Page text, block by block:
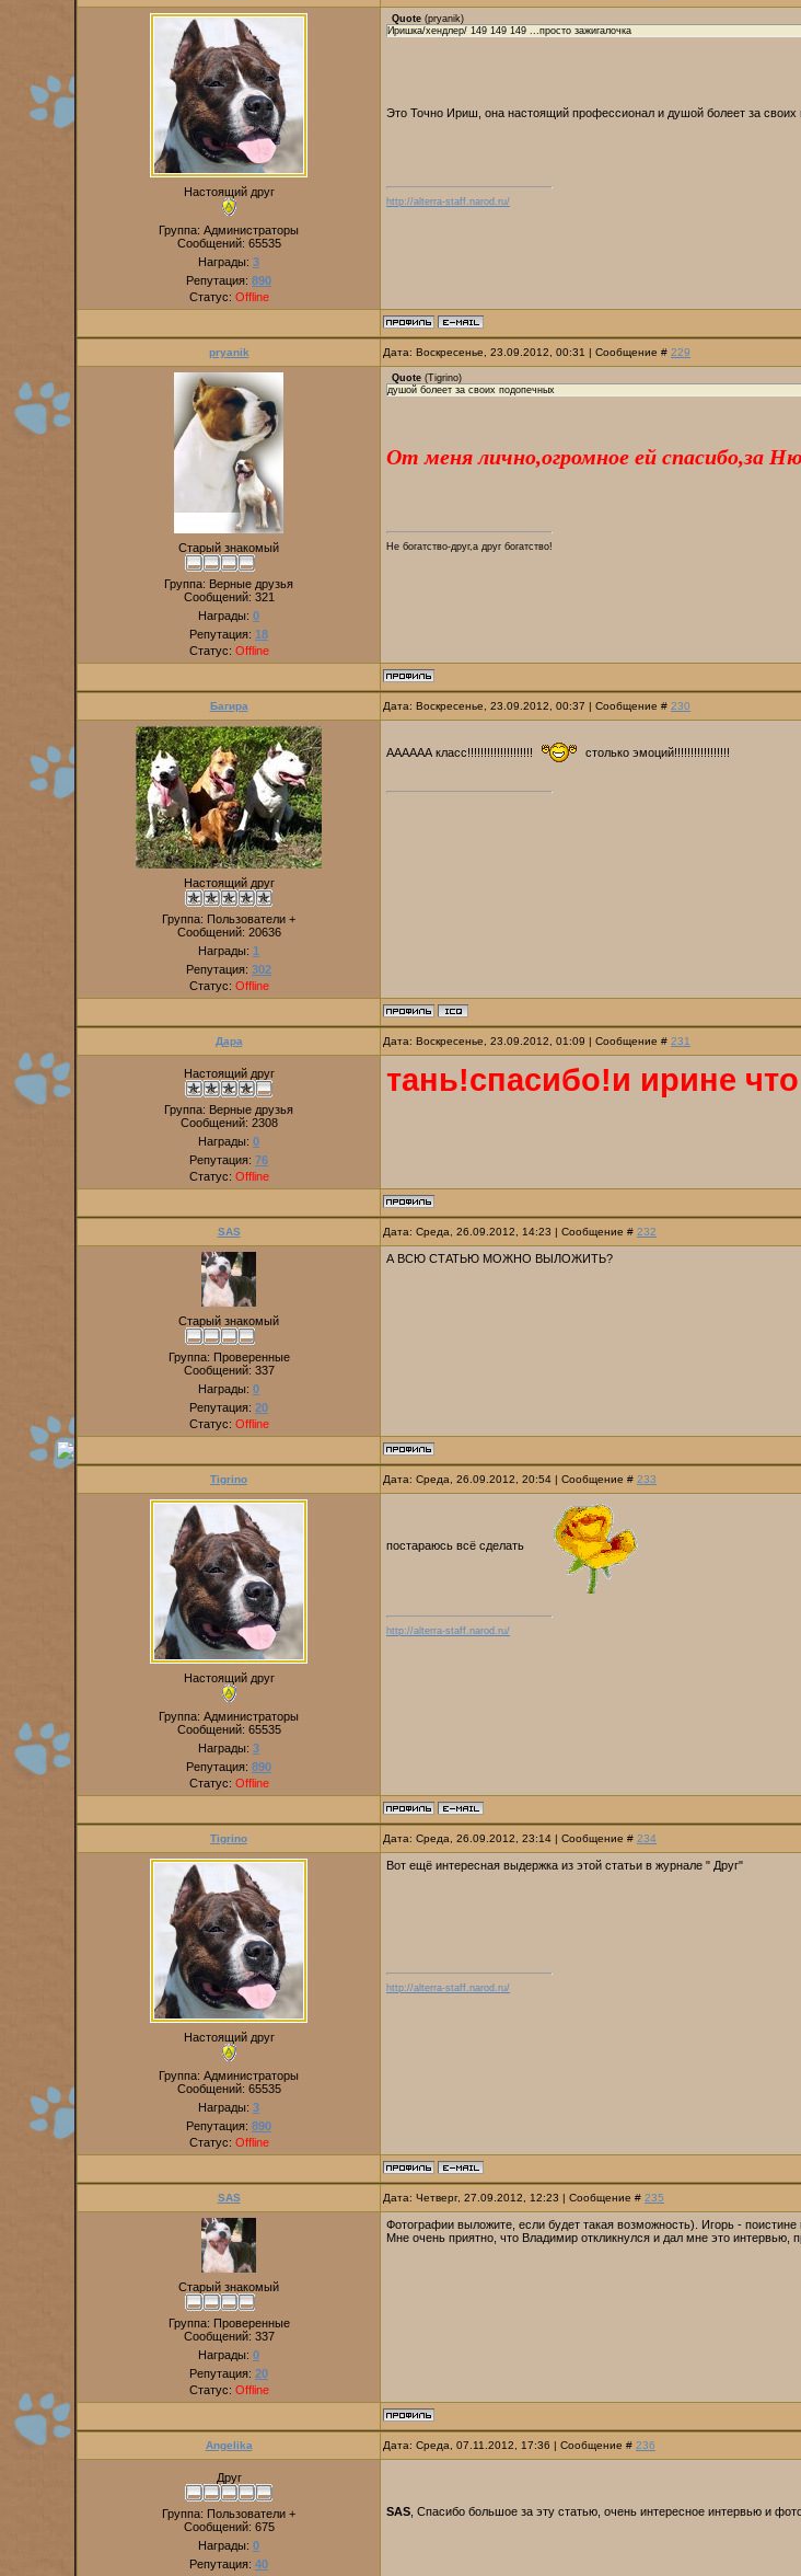
Настоящий друг
Группа: Администраторы
Сообщений: 65535
Награды: 3
Репутация: 890
Статус: Offline
Quote (pryanik)
Иришка/хендлер/ 149 149 149 ...просто зажигалочка
Это Точно Ириш, она настоящий профессионал и душой болеет за своих
http://alterra-staff.narod.ru/
pryanik Дата: Воскресенье, 23.09.2012, 00:31 | Сообщение # 229
Старый знакомый
Группа: Верные друзья
Сообщений: 321
Награды: 0
Репутация: 18
Статус: Offline
Quote (Tigrino)
душой болеет за своих подопечных
От меня лично,огромное ей спасибо,за
Не богатство-друг,а друг богатство!
Багира Дата: Воскресенье, 23.09.2012, 00:37 | Сообщение # 230
Настоящий друг
Группа: Пользователи +
Сообщений: 20636
Награды: 1
Репутация: 302
Статус: Offline
АААААА класс!!!!!!!!!!!!!!!!!!!! столько эмоций!!!!!!!!!!!!!!!!!
Дара Дата: Воскресенье, 23.09.2012, 01:09 | Сообщение # 231
Настоящий друг
Группа: Верные друзья
Сообщений: 2308
Награды: 0
Репутация: 76
Статус: Offline
тань!спасибо!и ирине
SAS Дата: Среда, 26.09.2012, 14:23 | Сообщение # 232
Старый знакомый
Группа: Проверенные
Сообщений: 337
Награды: 0
Репутация: 20
Статус: Offline
А ВСЮ СТАТЬЮ МОЖНО ВЫЛОЖИТЬ?
Tigrino Дата: Среда, 26.09.2012, 20:54 | Сообщение # 233
Настоящий друг
Группа: Администраторы
Сообщений: 65535
Награды: 3
Репутация: 890
Статус: Offline
постараюсь всё сделать
http://alterra-staff.narod.ru/
Tigrino Дата: Среда, 26.09.2012, 23:14 | Сообщение # 234
Настоящий друг
Группа: Администраторы
Сообщений: 65535
Награды: 3
Репутация: 890
Статус: Offline
Вот ещё интересная выдержка из этой статьи в журнале " Друг"
http://alterra-staff.narod.ru/
SAS Дата: Четверг, 27.09.2012, 12:23 | Сообщение # 235
Старый знакомый
Группа: Проверенные
Сообщений: 337
Награды: 0
Репутация: 20
Статус: Offline
Фотографии выложите, если будет такая возможность). Игорь -
Мне очень приятно, что Владимир откликнулся и дал мне это интервью,
Angelika Дата: Среда, 07.11.2012, 17:36 | Сообщение # 236
Друг
Группа: Пользователи +
Сообщений: 675
Награды: 0
Репутация: 40
SAS , Спасибо большое за эту статью, очень интересное интервью и